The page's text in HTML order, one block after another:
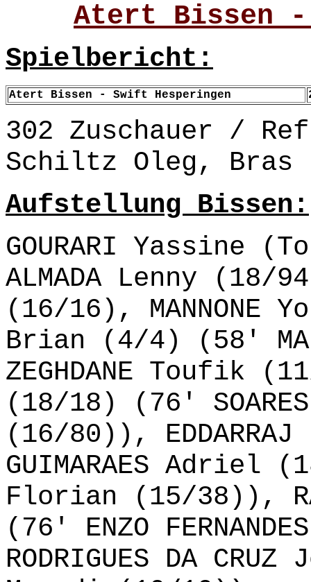
Atert Bissen -
Spielbericht:
Atert Bissen - Swift Hesperingen
302 Zuschauer /
Schiltz Oleg, Bras
Aufstellung Bissen:
GOURARI Yassine
ALMADA Lenny (18/
(16/16), MANNONE
Brian (4/4) (58'
ZEGHDANE Toufik
(18/18) (76' SOARES
(16/80)),
GUIMARAES Adriel
Florian (15/38)),
(76' ENZO
RODRIGUES DA